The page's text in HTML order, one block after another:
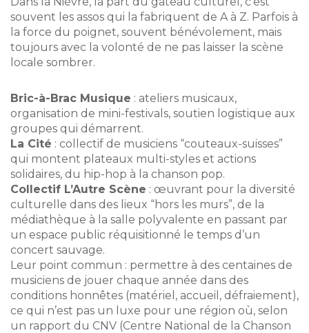
souvent les assos qui la fabriquent de A à Z. Parfois à
la force du poignet, souvent bénévolement, mais
toujours avec la volonté de ne pas laisser la scène
locale sombrer.
Bric-à-Brac Musique : ateliers musicaux,
organisation de mini-festivals, soutien logistique aux
groupes qui démarrent.
La Cité : collectif de musiciens “couteaux-suisses”
qui montent plateaux multi-styles et actions
solidaires, du hip-hop à la chanson pop.
Collectif L’Autre Scène : œuvrant pour la diversité
culturelle dans des lieux “hors les murs”, de la
médiathèque à la salle polyvalente en passant par
un espace public réquisitionné le temps d’un
concert sauvage.
Leur point commun : permettre à des centaines de
musiciens de jouer chaque année dans des
conditions honnêtes (matériel, accueil, défraiement),
ce qui n’est pas un luxe pour une région où, selon
un rapport du CNV (Centre National de la Chanson